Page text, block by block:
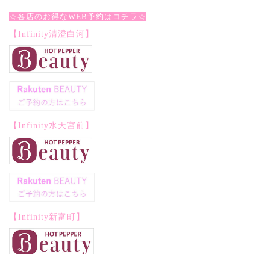
☆各店のお得なWEB予約はコチラ☆
【Infinity清澄白河】
【Infinity水天宮前】
【Infinity新富町】